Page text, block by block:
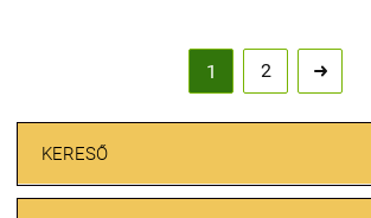
1 2 
KERESŐ